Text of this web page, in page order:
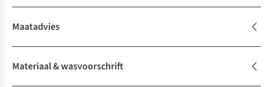
Maatadvies
Materiaal & wasvoorschrift